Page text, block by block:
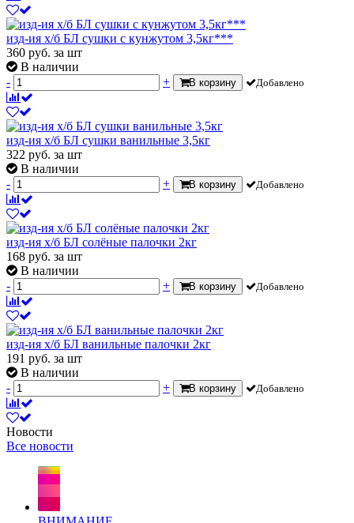
изд-ия х/б БЛ сушки с кунжутом 3,5кг***
360 руб. за шт
В наличии
-
+ В корзину Добавлено
изд-ия х/б БЛ сушки ванильные 3,5кг
322 руб. за шт
В наличии
-
+ В корзину Добавлено
изд-ия х/б БЛ солёные палочки 2кг
168 руб. за шт
В наличии
-
+ В корзину Добавлено
изд-ия х/б БЛ ванильные палочки 2кг
191 руб. за шт
В наличии
-
+ В корзину Добавлено
Новости
Все новости